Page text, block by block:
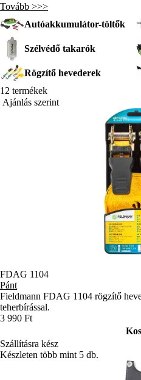
fokozatosan bekerültek az
a különféle rendszerezők, valamint
szállítására szolgáló kellékek.
minőségi anyagok felhasználása
tartósságot és hosszú élettartamot,
funkcionalitást.
Tovább >>>
Autóakkumulátor-töltők
Szélvédő takarók
Rögzítő hevederek
12 termékek
FDAG 1104
Pánt
Fieldmann FDAG 1104 rögzítő
teherbírással.
3 990 Ft
Szállításra kész
Készleten több mint 5 db.